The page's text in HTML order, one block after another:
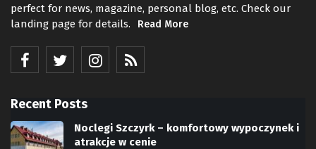
perfect for news, magazine, personal blog, etc. Check our
landing page for details.
Read More
Recent Posts
Noclegi Szczyrk – komfortowy wypoczynek i
atrakcje w cenie